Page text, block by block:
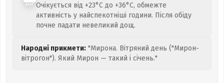
Очікується від +23°C до +36°C, обмежте
активність у найспекотніші години. Після обіду
почне падати невеликий дощ.
Народні прикмети: "Мирона. Вітряний день ("Мирон-
вітрогон"). Який Мирон — такий і січень."